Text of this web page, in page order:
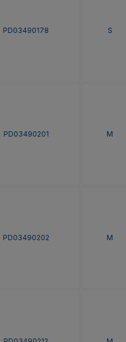
PD03490178 S
PD03490201 M
PD03490202 M